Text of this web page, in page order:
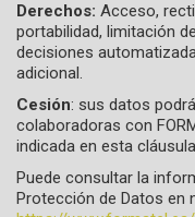
Derechos: Acceso,
portabilidad, limitación
decisiones
adicional.
Cesión: sus datos
colaboradoras con
indicada en esta
Puede consultar la
Protección de Datos en